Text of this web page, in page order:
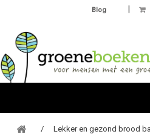
Blog
Lekker en gezond brood